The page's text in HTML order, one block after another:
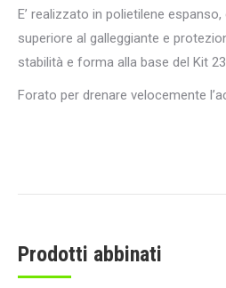
E’ realizzato in polietilene
superiore al galleggiante e
stabilità e forma alla base del Kit 23.
Forato per drenare velocemente
Prodotti abbinati